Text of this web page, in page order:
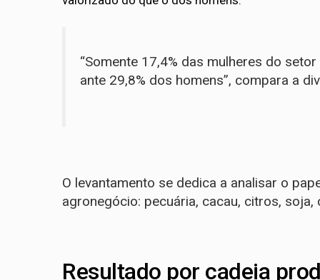
“Somente 17,4% das mulheres do
ante 29,8% dos homens”, compara a
O levantamento se dedica a analisar o
agronegócio: pecuária, cacau, citros, soja,
Resultado por cadeia